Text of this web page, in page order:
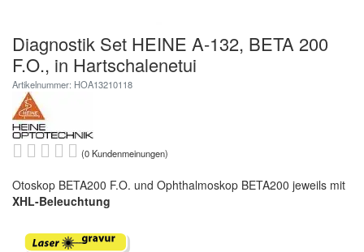
Diagnostik Set HEINE A-132, BETA 200
F.O., in Hartschalenetui
Artikelnummer: HOA13210118
(0 Kundenmeinungen)
Otoskop BETA200 F.O. und Ophthalmoskop BETA200 jeweils mit
XHL-Beleuchtung